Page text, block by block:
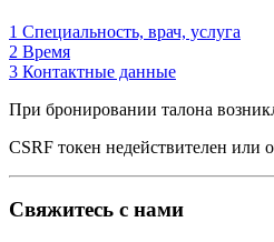
1 Специальность, врач, услуга
2 Время
3 Контактные данные
При бронировании талона
CSRF токен недействителен или
Свяжитесь с нами